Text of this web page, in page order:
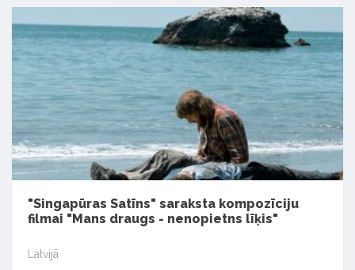
"Singapūras Satīns" saraksta kompozīciju
filmai "Mans draugs - nenopietns līķis"
Latvijā